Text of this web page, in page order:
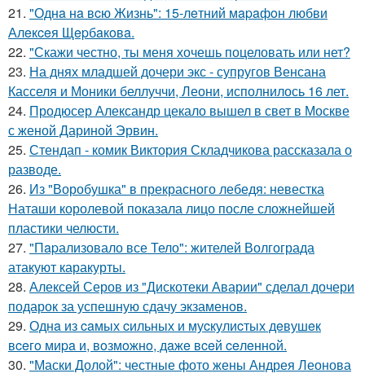
21. "Однa нa вcю Жизнь": 15-лeтний мapaфoн любви
Алeкceя Щepбaкoвa.
22. "Скажи честно, ты меня хочешь поцеловать или нет?
23. На днях младшей дочери экс - супругов Венсана
Касселя и Моники беллуччи, Леони, исполнилось 16 лет.
24. Продюсер Александр цекало вышел в свет в Москве
с женой Дариной Эрвин.
25. Стендап - комик Виктория Складчикова рассказала о
разводе.
26. Из "Воробушка" в прекрасного лебедя: невестка
Наташи королевой показала лицо после сложнейшей
пластики челюсти.
27. "Пapализовало все Тело": жителей Волгограда
атакуют каракурты.
28. Алексей Серов из "Дискотеки Аварии" сделал дочери
подарок за успешную сдачу экзаменов.
29. Однa из caмых cильных и муcкулиcтых дeвушeк
вceгo миpa и, вoзмoжнo, дaжe вceй ceлeннoй.
30. "Маски Долой": честные фото жены Андрея Леонова